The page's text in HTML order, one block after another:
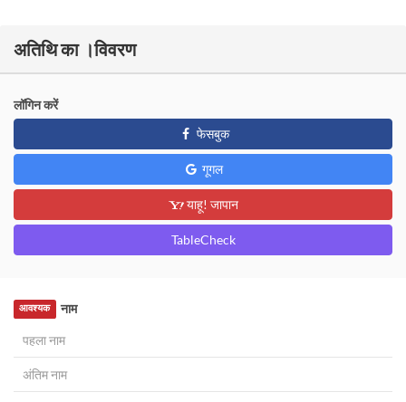
अतिथि का ।विवरण
लॉगिन करें
फेसबुक
गूगल
याहू! जापान
TableCheck
नाम
आवश्यक